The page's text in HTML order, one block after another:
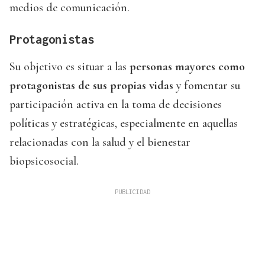
medios de comunicación.
Protagonistas
Su objetivo es situar a las personas mayores como
protagonistas de sus propias vidas y fomentar su
participación activa en la toma de decisiones
políticas y estratégicas, especialmente en aquellas
relacionadas con la salud y el bienestar
biopsicosocial.